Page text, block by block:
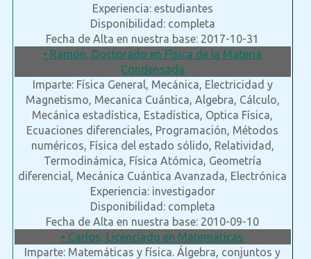
Experiencia: estudiantes
Disponibilidad: completa
Fecha de Alta en nuestra base: 2017-10-31
• Ramón, Doctorado en Física de la Materia
Condensada
Imparte: Física General, Mecánica, Electricidad y
Magnetismo, Mecanica Cuántica, Algebra, Cálculo,
Mecánica estadística, Estadística, Optica Física,
Ecuaciones diferenciales, Programación, Métodos
numéricos, Física del estado sólido, Relatividad,
Termodinámica, Física Atómica, Geometría
diferencial, Mecánica Cuántica Avanzada, Electrónica
Experiencia: investigador
Disponibilidad: completa
Fecha de Alta en nuestra base: 2010-09-10
• Carlos, Licenciado en Matemáticas
Imparte: Matemáticas y física. Álgebra, conjuntos y